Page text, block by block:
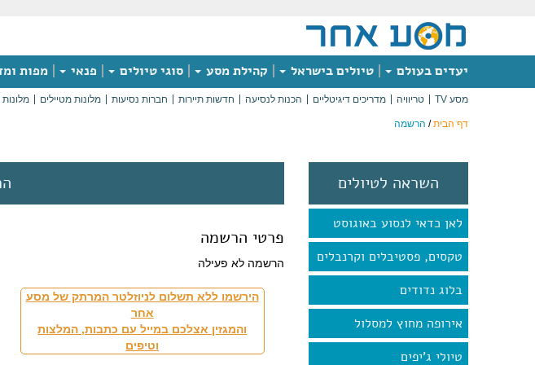
יעדים בעולם טיולים בישראל קהילת מסע סוגי טיולים פנאי מפות
מסע TV טריוויה מדריכים דיגיטליים הכנות לנסיעה חדשות תיירות חברות נסיעות מלונות מטיילים מלונות
דף הבית/ הרשמה
השראה לטיולים
לאן כדאי לנסוע באוגוסט
טקסים, פסטיבלים וקרנבלים
בלוג נדודים
אירופה מחוץ למסלול
טיולי ג'יפים
פרטי הרשמה
הרשמה לא פעילה
הירשמו ללא תשלום לניוזלטר המרתק של מסע
אחר
והמגזין אצלכם במייל עם כתבות, המלצות
וטיפים